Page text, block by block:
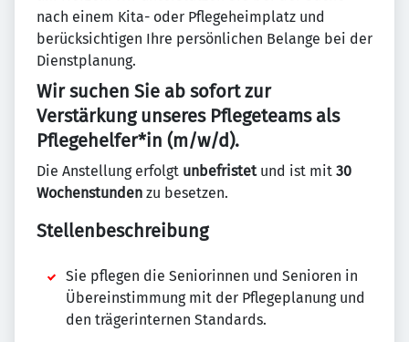
nach einem Kita- oder Pflegeheimplatz und
berücksichtigen Ihre persönlichen Belange bei der
Dienstplanung.
Wir suchen Sie ab sofort zur
Verstärkung unseres Pflegeteams als
Pflegehelfer*in (m/w/d).
Die Anstellung erfolgt unbefristet und ist mit 30
Wochenstunden zu besetzen.
Stellenbeschreibung
Sie pflegen die Seniorinnen und Senioren in
Übereinstimmung mit der Pflegeplanung und
den trägerinternen Standards.